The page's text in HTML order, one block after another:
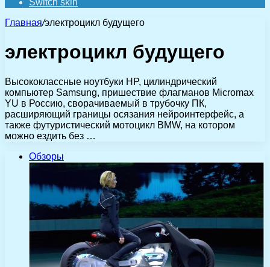
Switch skin
Главная/электроцикл будущего
электроцикл будущего
Высококлассные ноутбуки HP, цилиндрический
компьютер Samsung, пришествие флагманов Micromax
YU в Россию, сворачиваемый в трубочку ПК,
расширяющий границы осязания нейроинтерфейс, а
также футуристический мотоцикл BMW, на котором
можно ездить без …
Обзоры